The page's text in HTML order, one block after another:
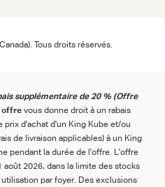
Tous droits réservés.
supplémentaire de 20 % (Offre
offrevous donne droit à un rabais
prix d'achat d'un King Kube et/ou
de livraison applicables) à un King
pendant la durée de l'offre. L'offre
août 2026, dans la limite des stocks
par foyer. Des exclusions